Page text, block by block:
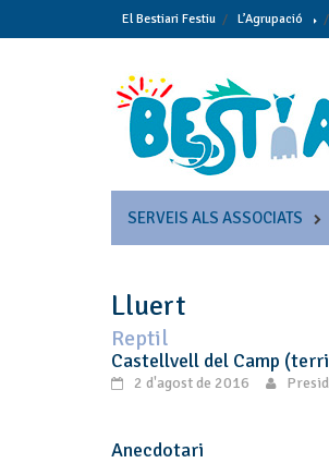
to
El Bestiari Festiu L’Agrupació
SERVEIS ALS ASSOCIATS
Lluert
Reptil
Castellvell del Camp
2 d'agost de 2016
Anecdotari